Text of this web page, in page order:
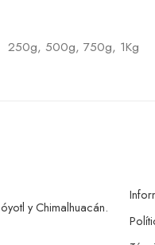
250g, 500g, 750g, 1Kg
y Chimalhuacán.